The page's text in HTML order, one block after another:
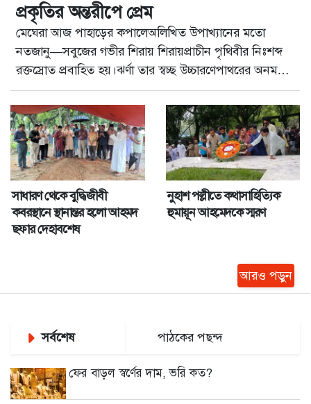
প্রকৃতির অন্তরীপে প্রেম
মেঘেরা আজ পাহাড়ের কপালেঅলিখিত উপাখ্যানের মতো
নতজানু—সবুজের গভীর শিরায় শিরায়প্রাচীন পৃথিবীর নিঃশব্দ
রক্তস্রোত প্রবাহিত হয়।ঝর্ণা তার স্বচ্ছ উচ্চারণেপাথরের অনমনীয়
অভিধান ভেঙেজলের বর্ণমালা লিখে চলে। আমি দাঁড়াই—
প্রকৃতির অনন্ত ব্...
সাধারণ থেকে বুদ্ধিজীবী
কবরস্থানে স্থানান্তর হলো আহমদ
ছফার দেহাবশেষ
নুহাশ পল্লীতে কথাসাহিত্যিক
হুমায়ূন আহমেদকে স্মরণ
আরও পড়ুন
সর্বশেষ পাঠকের পছন্দ
ফের বাড়ল স্বর্ণের দাম, ভরি কত?